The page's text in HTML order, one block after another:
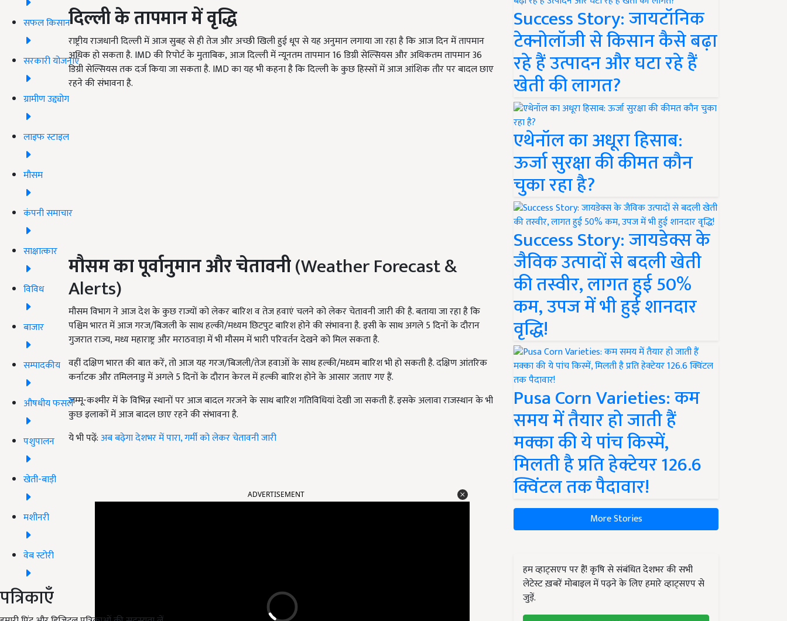
सफल किसान
सरकारी योजनाएं
ग्रामीण उद्द्योग
लाइफ स्टाइल
मौसम
कंपनी समाचार
साक्षात्कार
विविध
बाजार
सम्पादकीय
औषधीय फसलें
पशुपालन
खेती-बाड़ी
मशीनरी
वेब स्टोरी
पत्रिकाएँ
दिल्लीके तापमान मेंवृद्धि
राष्ट्रीय राजधानी दिल्ली में आज सुबह से ही तेज और अच्छी खिली हुई धूप से यह अनुमान लगाया जा रहा है कि आज दिन में तापमान
अधिक हो सकता है. IMD की रिपोर्ट के मुताबिक, आज दिल्ली में न्यूनतम तापमान 16 डिग्री सेल्सियस और अधिकतम तापमान 36
डिग्री सेल्सियस तक दर्ज किया जा सकता है. IMD का यह भी कहना है कि दिल्ली के कुछ हिस्सों में आज आंशिक तौर पर बादल छाए
रहने की संभावना है.
मौसम का पूर्वानुमान और चेतावनी(Weather Forecast &
Alerts)
मौसम विभाग ने आज देश के कुछ राज्यों को लेकर बारिश व तेज हवाएं चलने को लेकर चेतावनी जारी की है. बताया जा रहा है कि
पश्चिम भारत में आज गरज/बिजली के साथ हल्की/मध्यम छिटपुट बारिश होने की संभावना है. इसी के साथ अगले 5 दिनों के दौरान
गुजरात राज्य, मध्य महाराष्ट्र और मराठवाड़ा में भी मौसम में भारी परिवर्तन देखने को मिल सकता है.
वहीं दक्षिण भारत की बात करें, तो आज यह गरज/बिजली/तेज हवाओं के साथ हल्की/मध्यम बारिश भी हो सकती है. दक्षिण आंतरिक
कर्नाटक और तमिलनाडु में अगले 5 दिनों के दौरान केरल में हल्की बारिश होने के आसार जताए गए हैं.
जम्मू-कश्मीर में के विभिन्न स्थानों पर आज बादल गरजने के साथ बारिश गतिविधियां देखी जा सकती हैं. इसके अलावा राजस्थान के भी
कुछ इलाकों में आज बादल छाए रहने की संभावना है.
ये भी पढ़ें:अब बढ़ेगा देशभर में पारा, गर्मी को लेकर चेतावनी जारी
Success Story: जायटॉनिक
टेक्नोलॉजी से किसान कैसे बढ़ा
रहे हैं उत्पादन और घटा रहे हैं
खेती की लागत?
एथेनॉल का अधूरा हिसाब:
ऊर्जा सुरक्षा की कीमत कौन
चुका रहा है?
Success Story: जायडेक्स के
जैविक उत्पादों से बदली खेती
की तस्वीर, लागत हुई 50%
कम, उपज में भी हुई शानदार
वृद्धि!
Pusa Corn Varieties: कम
समय में तैयार हो जाती हैं
मक्का की ये पांच किस्में,
मिलती है प्रति हेक्टेयर 126.6
क्विंटल तक पैदावार!
More Stories
हम व्हाट्सएप पर हैं! कृषि से संबंधित देशभर की सभी
लेटेस्ट ख़बरें मोबाइल में पढ़ने के लिए हमारे व्हाट्सएप से
जुड़ें.